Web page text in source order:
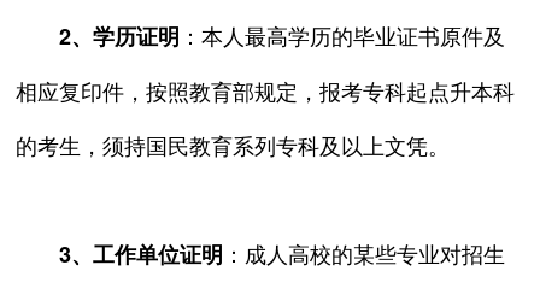
2、学历证明 ：本人最高学历的毕业证书原件及
相应复印件，按照教育部规定，报考专科起点升本科
的考生，须持国民教育系列专科及以上文凭。
3、工作单位证明 ：成人高校的某些专业对招生